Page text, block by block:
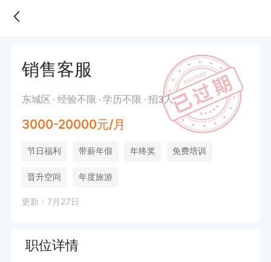
销售客服
东城区 经验不限 学历不限 招3人
3000-20000元/月
节日福利 带薪年假 年终奖 免费培训
晋升空间 年度旅游
更新：7月27日
职位详情